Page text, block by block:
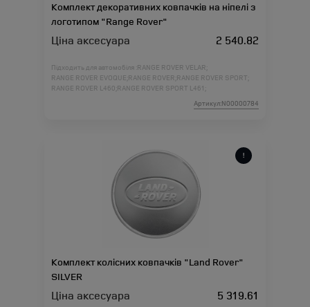
Комплект декоративних ковпачків на ніпелі з
логотипом "Range Rover"
Ціна аксесуара 2 540.82
Підходить для автомобіля : RANGE ROVER VELAR;
RANGE ROVER EVOQUE; RANGE ROVER; RANGE ROVER SPORT;
RANGE ROVER L460; RANGE ROVER SPORT L461;
Артикул:N00000784
Комплект колісних ковпачків "Land Rover"
SILVER
Ціна аксесуара 5 319.61